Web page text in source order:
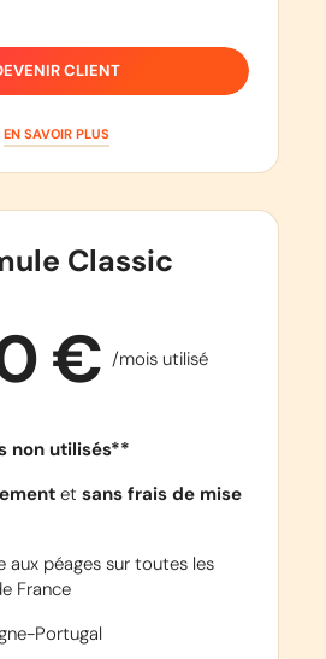
CLIENT
EN SAVOIR PLUS
Classic
€ /mois utilisé
non utilisés**
et sans frais de mise
aux péages sur toutes les
France
Portugal